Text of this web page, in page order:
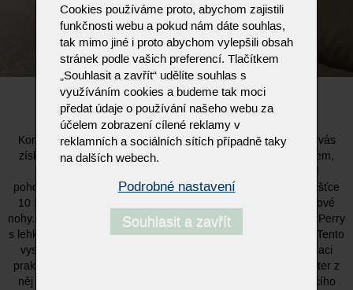
PERRY
Konferenční stolek Perry z dílny designéra Nello Palomby si vás
získá svým jednoduchým a zároveň vysoce originálním tvarem,
který nejlépe vynikne jako ústřední prvek na koberci před
pohovkou. Dominantou stolku je kulatá skleněná deska o tloušťce
10 mm, kterou nesou subtilní a lehce působící lakované kovové
nohy. Právě díky své rafinované siluetě a elegantním liniím se Perry
s lehkostí začleňuje do moderně i klasicky laděných prostorů. Tento
vysoce funkční doplněk interiéru představuje ideální kombinaci
praktičnosti a italského stylu, přičemž jeho univerzální charakter z
něj činí nadčasový kus nábytku vhodný do jakéhokoli obývacího
Cookies používáme proto, abychom zajistili
funkčnosti webu a pokud nám dáte souhlas,
tak mimo jiné i proto abychom vylepšili obsah
stránek podle vašich preferencí. Tlačítkem
„Souhlasit a zavřít“ udělíte souhlas s
využíváním cookies a budeme tak moci
předat údaje o používání našeho webu za
účelem zobrazení cílené reklamy v
reklamních a sociálních sítích případně taky
na dalších webech.
Podrobné nastavení
Souhlasit a zavřít